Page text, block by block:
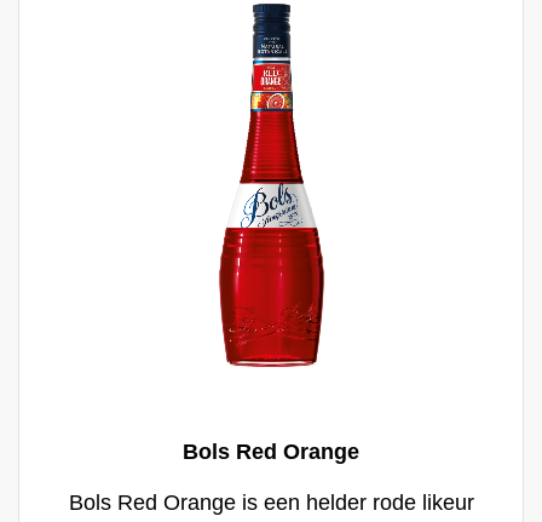
het de basissmaak van vrijwel elke soort
roomijs is. Hij past ook uitstekend bij vrijwel
alle op eiken vaten gerijpte distillaten,
waarbij het een lichte vanillesmaak aan de
eiken noot toevoegd. Met de huidige
explosie in het gebruik van vers fruit en
premium ingrediënten in cocktailbars, is Bols
Vanilla het meest waardevolle ingrediënt in
een stijlvol bartenders repertoire.
Bols Red Orange
Bols Red Orange is een helder rode likeur